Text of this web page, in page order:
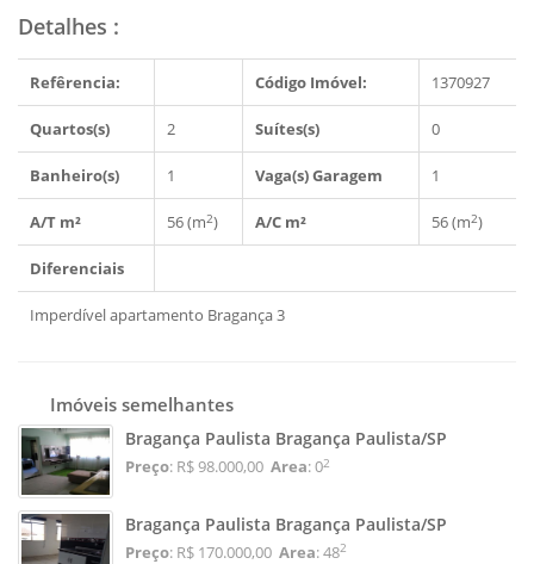
Detalhes :
Refêrencia: Código Imóvel: 1370927
Quartos(s) 2 Suítes(s) 0
Banheiro(s) 1 Vaga(s) Garagem 1
A/T m² 56 (m2) A/C m² 56 (m2)
Diferenciais
Imperdível apartamento Bragança 3
Imóveis semelhantes
Bragança Paulista Bragança Paulista/SP
Preço: R$ 98.000,00 Area: 02
Bragança Paulista Bragança Paulista/SP
Preço: R$ 170.000,00 Area: 482